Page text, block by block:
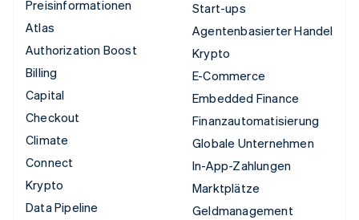
Preisinformationen
Atlas
Authorization Boost
Billing
Capital
Checkout
Climate
Connect
Krypto
Data Pipeline
Start-ups
Agentenbasierter Handel
Krypto
E-Commerce
Embedded Finance
Finanzautomatisierung
Globale Unternehmen
In-App-Zahlungen
Marktplätze
Geldmanagement